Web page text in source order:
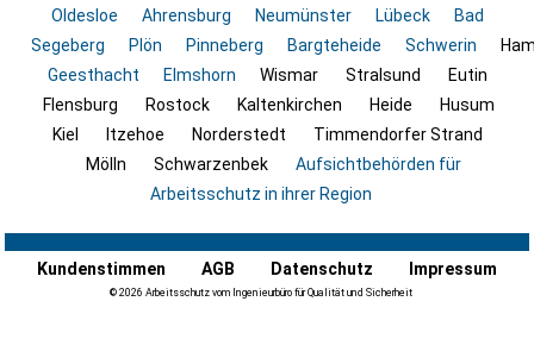
Oldesloe Ahrensburg Neumünster Lübeck
Bad
Segeberg
Plön Pinneberg Bargteheide Schwerin
Geesthacht
Elmshorn Wismar Stralsund
Eutin
Flensburg
Rostock Kaltenkirchen Heide
Husum
Kiel
Itzehoe Norderstedt
Timmendorfer Strand
Mölln
Schwarzenbek
Aufsichtbehörden für
Arbeitsschutz in ihrer Region
Kundenstimmen AGB Datenschutz Impressum
© 2026 Arbeitsschutz vom Ingenieurbüro für Qualität und Sicherheit